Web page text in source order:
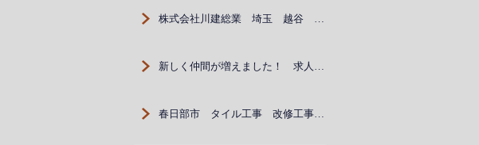
株式会社川建総業 埼玉 越谷 春日部 外壁 建設業 求人
新しく仲間が増えました！ 求人募集中
春日部市 タイル工事 改修工事 現場女子 求人募集中